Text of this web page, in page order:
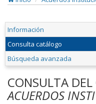
Información
Consulta catálogo
Búsqueda avanzada
CONSULTA
ACUERDOS